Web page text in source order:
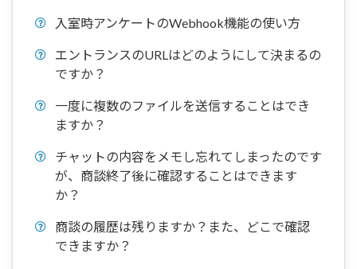
入室時アンケートのWebhook機能の使い方
エントランスのURLはどのようにして決まるの
ですか？
一度に複数のファイルを送信することはでき
ますか？
チャットの内容をメモし忘れてしまったのです
が、商談終了後に確認することはできます
か？
商談の履歴は残りますか？また、どこで確認
できますか？